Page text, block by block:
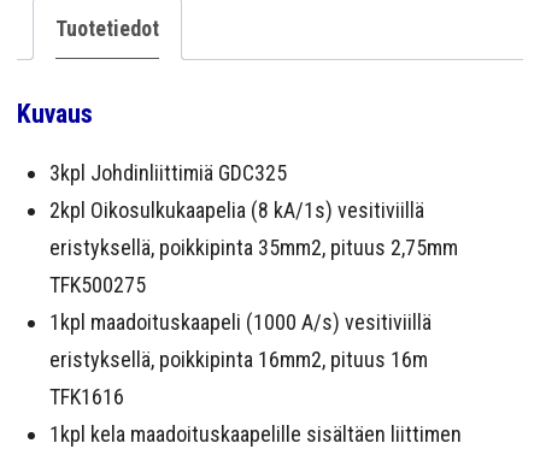
Tuotetiedot
Kuvaus
3kpl Johdinliittimiä GDC325
2kpl Oikosulkukaapelia (8 kA/1s) vesitiviillä
eristyksellä, poikkipinta 35mm2, pituus 2,75mm
TFK500275
1kpl maadoituskaapeli (1000 A/s) vesitiviillä
eristyksellä, poikkipinta 16mm2, pituus 16m
TFK1616
1kpl kela maadoituskaapelille sisältäen liittimen